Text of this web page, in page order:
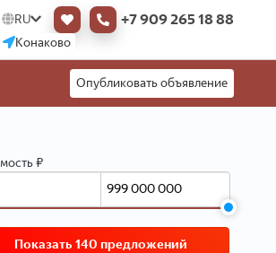
RU +7 909 265 18 88
Конаково
Опубликовать объявление
₽
Показать 140 предложений